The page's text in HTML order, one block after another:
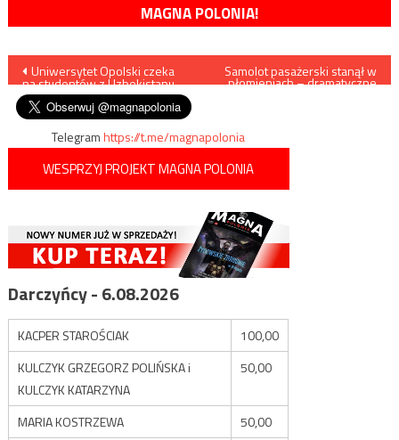
MAGNA POLONIA!
Nawigacja
wpisu
Uniwersytet Opolski czeka
na studentów z Uzbekistanu
Samolot pasażerski stanął w
płomieniach – dramatyczne
Telegramhttps://t.me/magnapolonia
WESPRZYJ PROJEKT MAGNA POLONIA
Darczyńcy - 6.08.2026
KACPER STAROŚCIAK
100,00
KULCZYK GRZEGORZ POLIŃSKA i
KULCZYK KATARZYNA
50,00
MARIA KOSTRZEWA 50,00